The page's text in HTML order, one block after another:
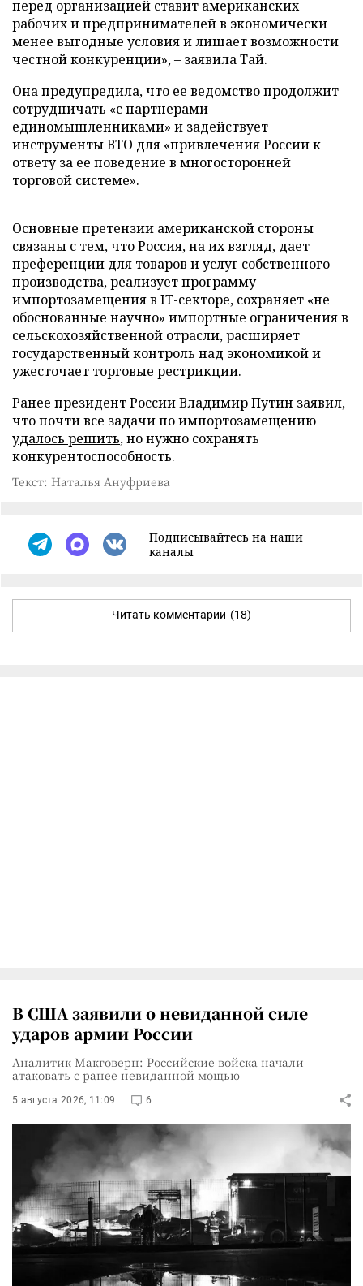
перед организацией ставит американских
рабочих и предпринимателей в экономически
менее выгодные условия и лишает возможности
честной конкуренции», – заявила Тай.
Она предупредила, что ее ведомство продолжит
сотрудничать «с партнерами-
единомышленниками» и задействует
инструменты ВТО для «привлечения России к
ответу за ее поведение в многосторонней
торговой системе».
Основные претензии американской стороны
связаны с тем, что Россия, на их взгляд, дает
преференции для товаров и услуг собственного
производства, реализует программу
импортозамещения в IT-секторе, сохраняет «не
обоснованные научно» импортные ограничения в
сельскохозяйственной отрасли, расширяет
государственный контроль над экономикой и
ужесточает торговые рестрикции.
Ранее президент России Владимир Путин заявил,
что почти все задачи по импортозамещению
удалось решить, но нужно сохранять
конкурентоспособность.
Текст: Наталья Ануфриева
Подписывайтесь на наши
каналы
Читать комментарии (18)
В США заявили о невиданной силе
ударов армии России
Аналитик Макговерн: Российские войска начали
атаковать с ранее невиданной мощью
5 августа 2026, 11:09 6